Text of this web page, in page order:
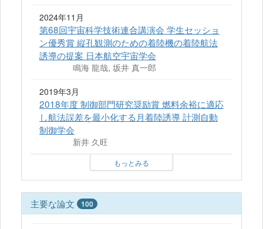
2024年11月
第68回宇宙科学技術連合講演会 学生セッショ
ン優秀賞 縦孔観測のための着陸機の着陸航法
誘導の提案 日本航空宇宙学会
鳴海 龍哉, 坂井 真一郎
2019年3月
2018年度 制御部門研究奨励賞 燃料余裕に適応
し航法誤差を最⼩化する⽉着陸誘導 計測自動
制御学会
新井 久旺
もっとみる
主要な論文 100